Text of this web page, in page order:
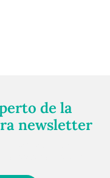
de la
newsletter